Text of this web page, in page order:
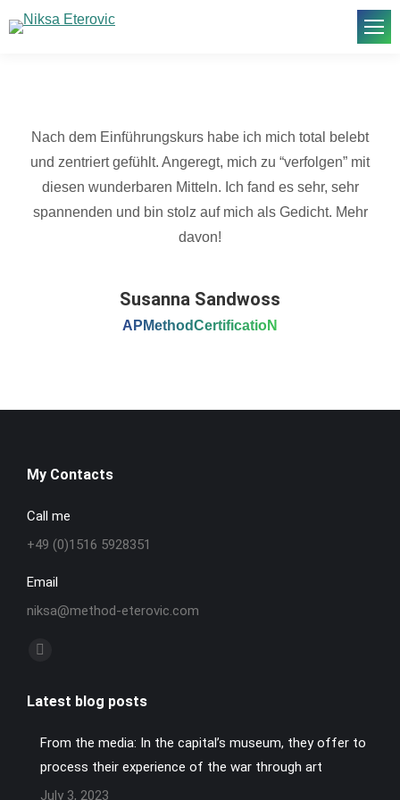
Nach dem Einführungskurs habe ich mich total belebt
und zentriert gefühlt. Angeregt, mich zu “verfolgen” mit
diesen wunderbaren Mitteln. Ich fand es sehr, sehr
spannenden und bin stolz auf mich als Gedicht. Mehr
davon!
Susanna Sandwoss
APMethodCertificatioN
My Contacts
Call me
+49 (0)1516 5928351
Email
niksa@method-eterovic.com
Find us on:
opens
window
Latest blog posts
From the media: In the capital’s museum, they offer to
process their experience of the war through art
July 3, 2023